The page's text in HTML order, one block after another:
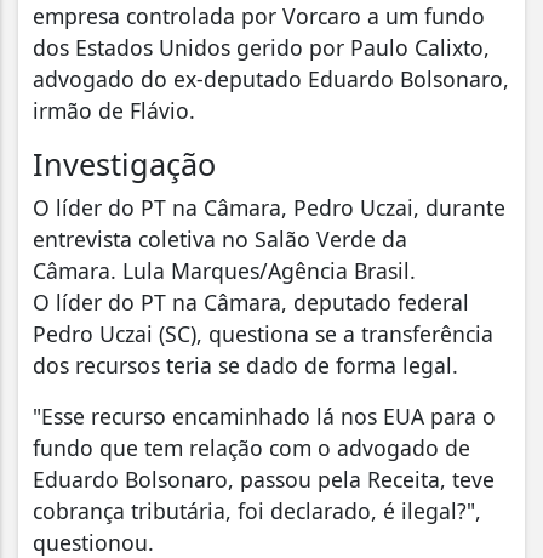
empresa controlada por Vorcaro a um fundo
dos Estados Unidos gerido por Paulo Calixto,
advogado do ex-deputado Eduardo Bolsonaro,
irmão de Flávio.
Investigação
O líder do PT na Câmara, Pedro Uczai, durante
entrevista coletiva no Salão Verde da
Câmara. Lula Marques/Agência Brasil.
O líder do PT na Câmara, deputado federal
Pedro Uczai (SC), questiona se a transferência
dos recursos teria se dado de forma legal.
"Esse recurso encaminhado lá nos EUA para o
fundo que tem relação com o advogado de
Eduardo Bolsonaro, passou pela Receita, teve
cobrança tributária, foi declarado, é ilegal?",
questionou.